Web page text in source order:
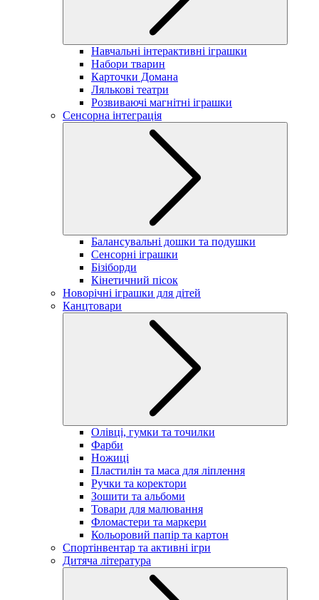
Навчальні інтерактивні іграшки
Набори тварин
Карточки Домана
Лялькові театри
Розвиваючі магнітні іграшки
Сенсорна інтеграція
Балансувальні дошки та подушки
Сенсорні іграшки
Бізіборди
Кінетичний пісок
Новорічні іграшки для дітей
Канцтовари
Олівці, гумки та точилки
Фарби
Ножиці
Пластилін та маса для ліплення
Ручки та коректори
Зошити та альбоми
Товари для малювання
Фломастери та маркери
Кольоровий папір та картон
Спортінвентар та активні ігри
Дитяча література